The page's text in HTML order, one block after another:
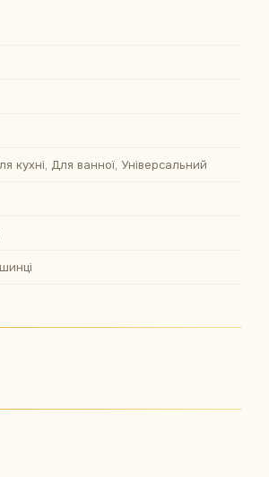
кухні, Для ванної, Універсальний